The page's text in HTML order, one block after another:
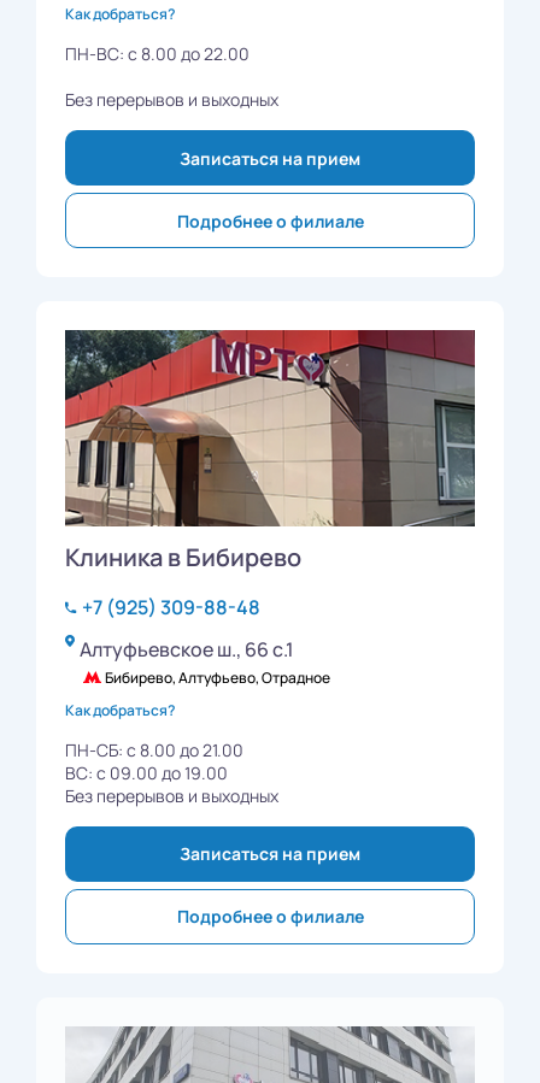
Как добраться?
ПН-ВС: с 8.00 до 22.00
Без перерывов и выходных
Записаться на прием
Подробнее о филиале
Клиника в Бибирево
+7 (925) 309-88-48
Алтуфьевское ш., 66 с.1
Бибирево, Алтуфьево, Отрадное
Как добраться?
ПН-СБ: с 8.00 до 21.00
ВС: с 09.00 до 19.00
Без перерывов и выходных
Записаться на прием
Подробнее о филиале